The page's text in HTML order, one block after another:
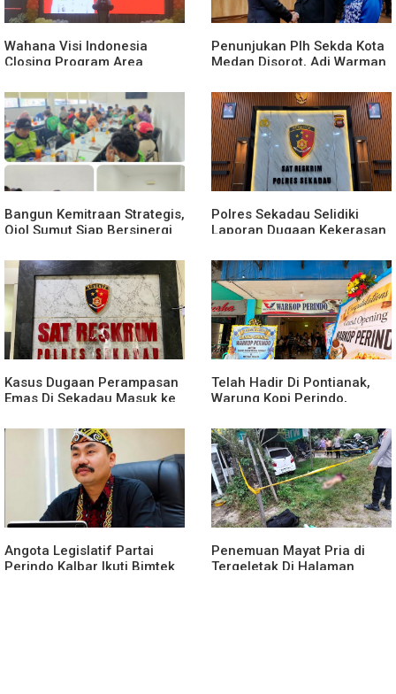
Tanggung Jawab Bersama
Wahana Visi Indonesia
Closing Program Area
Penunjukan Plh Sekda Kota
Medan Disorot, Adi Warman
Komitmen terhadap Sistem
Merit
Bangun Kemitraan Strategis,
Ojol Sumut Siap Bersinergi
yang Tertib dan Kondusif
Polres Sekadau Selidiki
Laporan Dugaan Kekerasan
Dibawah Umur
Kasus Dugaan Perampasan
Emas Di Sekadau Masuk ke
Telah Hadir Di Pontianak,
Warung Kopi Perindo,
dan Mendukung UMKM
Angota Legislatif Partai
Perindo Kalbar Ikuti Bimtek
Penemuan Mayat Pria di
Tergeletak Di Halaman